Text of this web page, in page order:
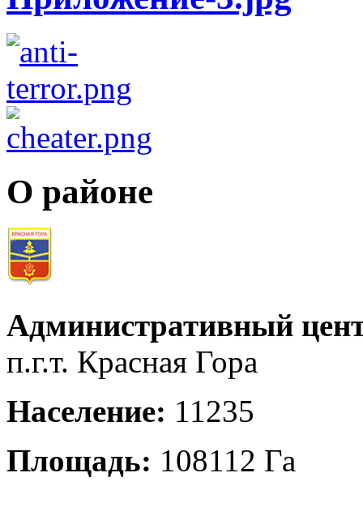
О районе
Административный
п.г.т. Красная Гора
Население: 11235
Площадь: 108112 Га